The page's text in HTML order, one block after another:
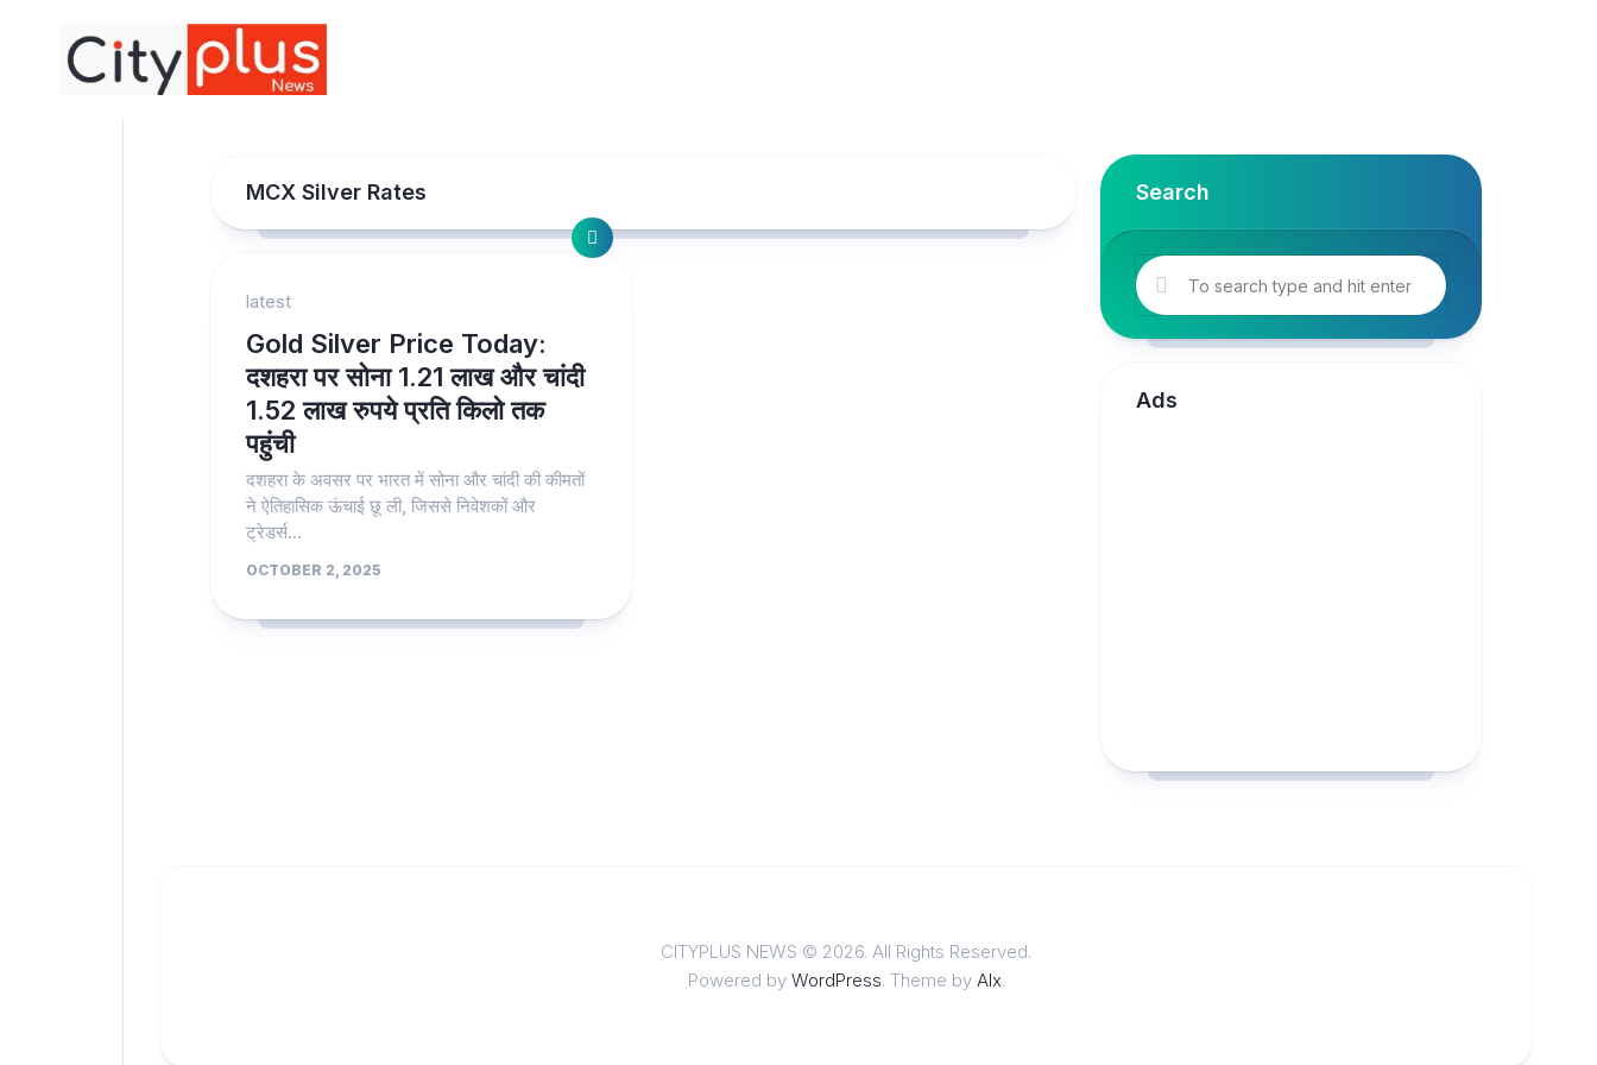
MCX Silver Rates
latest
Gold Silver Price Today:
दशहरा पर सोना 1.21 लाख और चांदी
1.52 लाख रुपये प्रति किलो तक
पहुंची
दशहरा के अवसर पर भारत में सोना और चांदी की कीमतों
ने ऐतिहासिक ऊंचाई छू ली, जिससे निवेशकों और
ट्रेडर्स...
OCTOBER 2, 2025
Search
Ads
CITYPLUS NEWS © 2026. All Rights Reserved.
Powered by WordPress. Theme by Alx.